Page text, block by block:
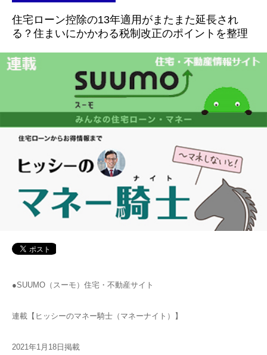
住宅ローン控除の13年適用がまたまた延長され
る？住まいにかかわる税制改正のポイントを整理
●SUUMO（スーモ）住宅・不動産サイト
連載【ヒッシーのマネー騎士（マネーナイト）】
2021年1月18日掲載